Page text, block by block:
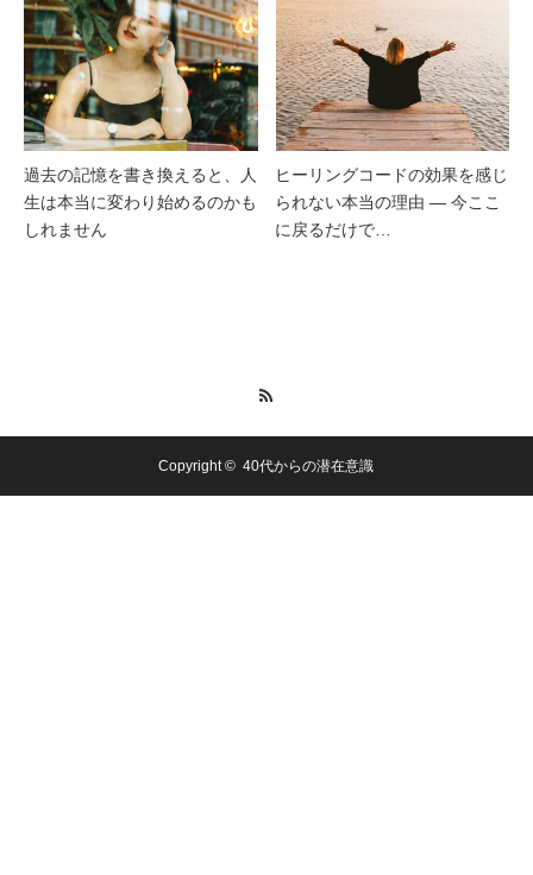
過去の記憶を書き換えると、人
生は本当に変わり始めるのかも
しれません
ヒーリングコードの効果を感じ
られない本当の理由 ― 今ここ
に戻るだけで…
Copyright ©40代からの潜在意識